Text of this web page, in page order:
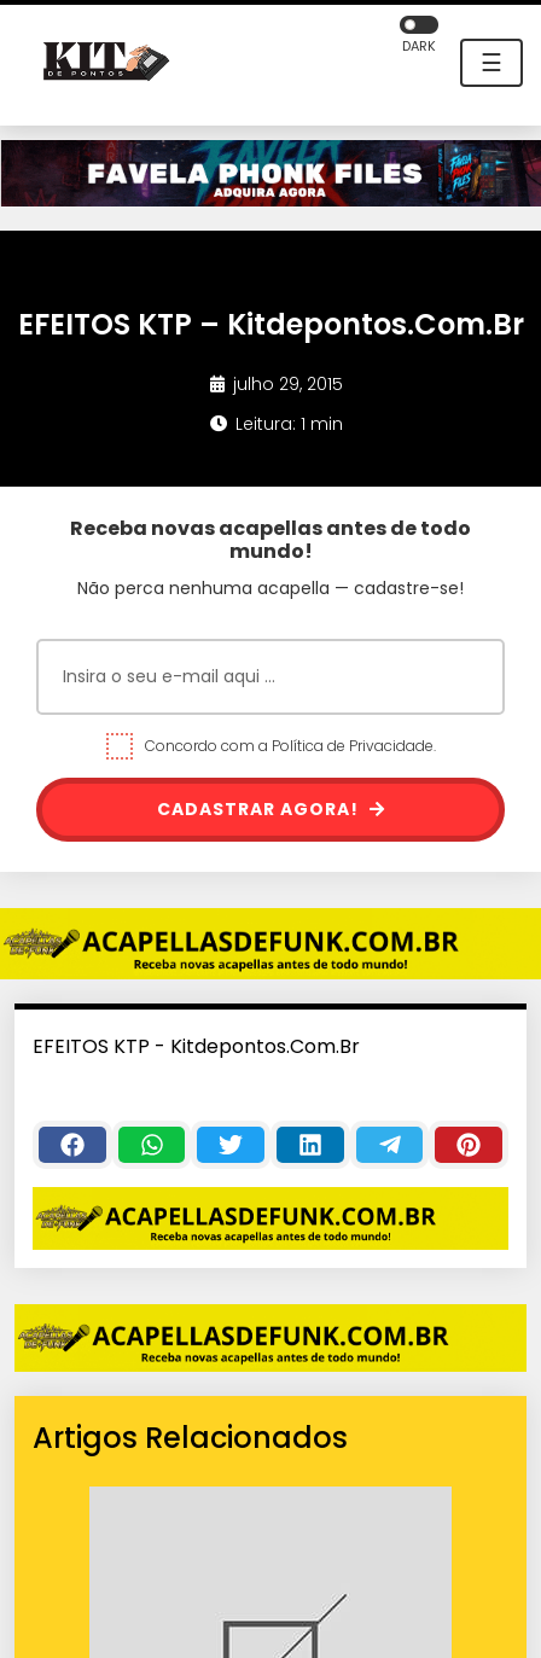
☰
DARK
EFEITOS KTP – Kitdepontos.Com.Br
julho 29, 2015
Leitura: 1 min
Receba novas acapellas antes de todo
mundo!
Não perca nenhuma acapella — cadastre-se!
Concordo com a Política de Privacidade.
CADASTRAR AGORA!
EFEITOS KTP - Kitdepontos.Com.Br
Artigos Relacionados